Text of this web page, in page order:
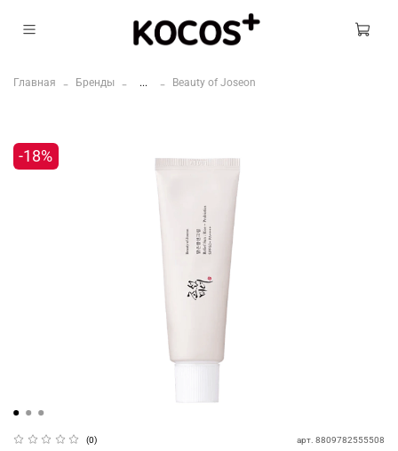
Главная Бренды ... Beauty of Joseon
-18%
(0) арт. 8809782555508